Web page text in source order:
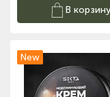
В корзину
New